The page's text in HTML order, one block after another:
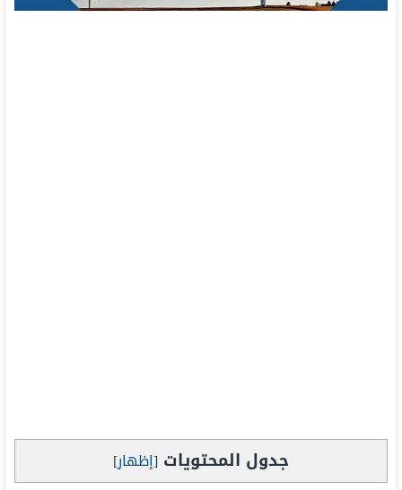
جدول المحتويات [إظهار]